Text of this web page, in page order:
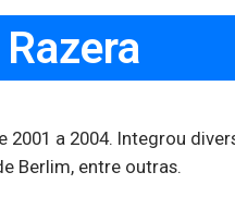
2001 a 2004. Integrou
Berlim, entre outras.